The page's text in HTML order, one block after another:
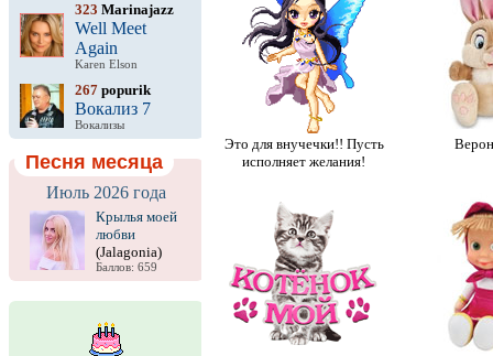
323 Marinajazz
Well Meet
Again
Karen Elson
267 popurik
Вокализ 7
Вокализы
Песня месяца
Июль 2026 года
Крылья моей
любви
(Jalagonia)
Баллов: 659
Это для внучечки!! Пусть
исполняет желания!